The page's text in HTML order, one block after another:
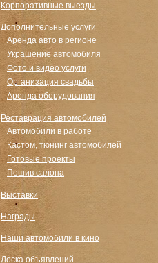
Корпоративные выезды
Дополнительные услуги
Аренда авто в регионе
Украшение автомобиля
Фото и видео услуги
Организация свадьбы
Аренда оборудования
Реставрация автомобилей
Автомобили в работе
Кастом, тюнинг автомобилей
Готовые проекты
Пошив салона
Выставки
Награды
Наши автомобили в кино
Доска объявлений